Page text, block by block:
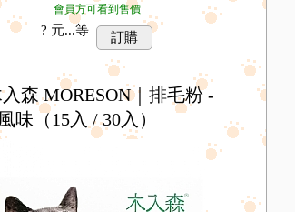
會員方可看到售價
? 元...等 訂購
森 MORESON｜排毛粉 -
味（15入 / 30入）